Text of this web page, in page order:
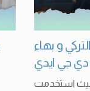
و بهاء
جي ايدي
حيث استخدمت